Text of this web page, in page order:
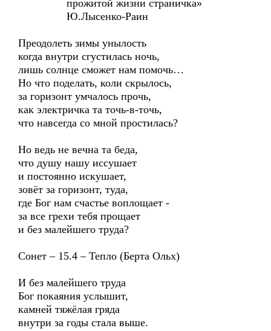
прожитой жизни страничка»
Ю.Лысенко-Раин
Преодолеть зимы унылость
когда внутри сгустилась ночь,
лишь солнце сможет нам помочь…
Но что поделать, коли скрылось,
за горизонт умчалось прочь,
как электричка та точь-в-точь,
что навсегда со мной простилась?
Но ведь не вечна та беда,
что душу нашу иссушает
и постоянно искушает,
зовёт за горизонт, туда,
где Бог нам счастье воплощает -
за все грехи тебя прощает
и без малейшего труда?
Сонет – 15.4 – Тепло (Берта Ольх)
И без малейшего труда
Бог покаяния услышит,
камней тяжёлая гряда
внутри за годы стала выше.